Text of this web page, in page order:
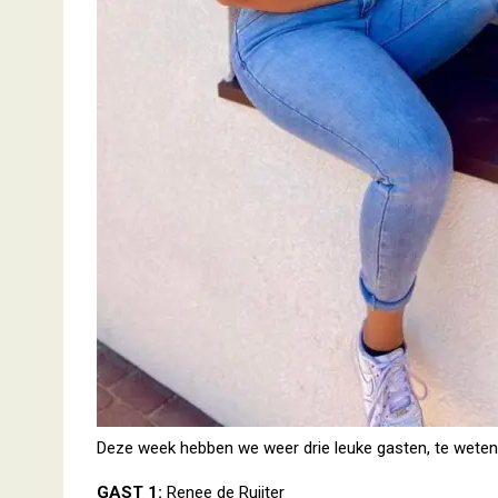
Deze week hebben we weer drie leuke gasten, te
GAST 1: Renee de Ruijter